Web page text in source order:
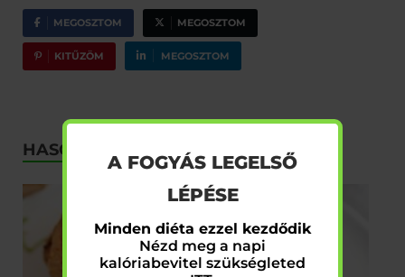
MEGOSZTOM MEGOSZTOM
KITŰZÖM MEGOSZTOM
HASONLÓ CIKKEK
A FOGYÁS LEGELSŐ
LÉPÉSE
Minden diéta ezzel kezdődik
Nézd meg a napi
kalóriabevitel szükségleted
x